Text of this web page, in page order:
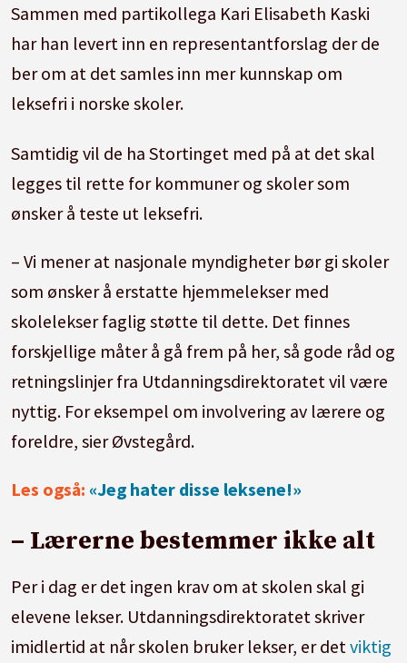
Sammen med partikollega Kari Elisabeth Kaski
har han levert inn en representantforslag der de
ber om at det samles inn mer kunnskap om
leksefri i norske skoler.
Samtidig vil de ha Stortinget med på at det skal
legges til rette for kommuner og skoler som
ønsker å teste ut leksefri.
– Vi mener at nasjonale myndigheter bør gi skoler
som ønsker å erstatte hjemmelekser med
skolelekser faglig støtte til dette. Det finnes
forskjellige måter å gå frem på her, så gode råd og
retningslinjer fra Utdanningsdirektoratet vil være
nyttig. For eksempel om involvering av lærere og
foreldre, sier Øvstegård.
Les også: «Jeg hater disse leksene!»
– Lærerne bestemmer ikke alt
Per i dag er det ingen krav om at skolen skal gi
elevene lekser. Utdanningsdirektoratet skriver
imidlertid at når skolen bruker lekser, er det viktig